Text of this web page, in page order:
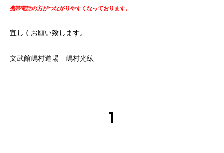
携帯電話の方がつながりやすくなっております。
宜しくお願い致します。
文武館嶋村道場 嶋村光紘
1